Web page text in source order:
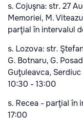
s. Cojuşna: str. 27
Memoriei, M.
parţial în intervalul
s. Lozova: str.
G. Botnaru, G.
Guţuleavca,
10:30 - 13:00
s. Recea - parţial în
17:00